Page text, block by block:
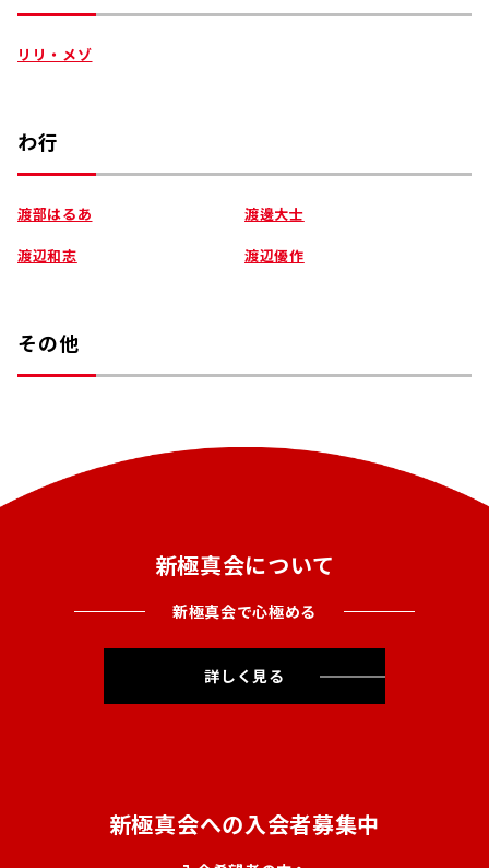
リリ・メゾ
わ行
渡部はるあ
渡邊大士
渡辺和志
渡辺優作
その他
新極真会について
新極真会で心極める
詳しく見る
新極真会への入会者募集中